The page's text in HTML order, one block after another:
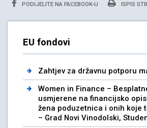
PODIJELITE NA FACEBOOK-U ISPIS
EU fondovi
Zahtjev za državnu potporu
Women in Finance –
usmjerene na financijsko
žena poduzetnica i onih koje
– Grad Novi Vinodolski,